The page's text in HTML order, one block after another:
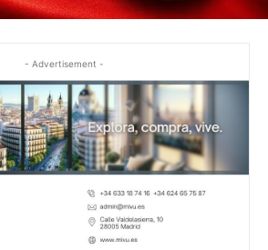
- Advertisement -